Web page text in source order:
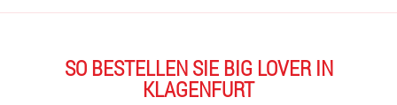
SO BESTELLEN SIE BIG LOVER IN
KLAGENFURT